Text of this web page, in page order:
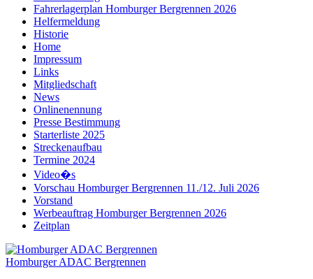
Fahrerlagerplan Homburger Bergrennen 2026
Helfermeldung
Historie
Home
Impressum
Links
Mitgliedschaft
News
Onlinenennung
Presse Bestimmung
Starterliste 2025
Streckenaufbau
Termine 2024
Video�s
Vorschau Homburger Bergrennen 11./12. Juli 2026
Vorstand
Werbeauftrag Homburger Bergrennen 2026
Zeitplan
Homburger ADAC Bergrennen